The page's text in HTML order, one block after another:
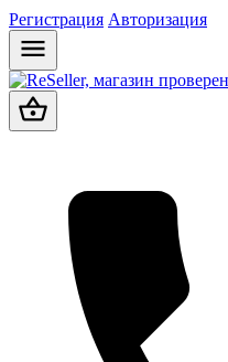
Регистрация Авторизация